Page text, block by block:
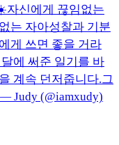
자신에게 끊임없는
는 자아성찰과 기분
게 쓰면 좋을 거라
에 써준 일기를 바
계속 던저줍니다.그
Judy (@iamxudy)